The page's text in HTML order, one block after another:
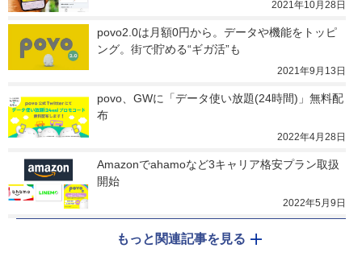
2021年10月28日
povo2.0は月額0円から。データや機能をトッピ
ング。街で貯める“ギガ活”も
2021年9月13日
povo、GWに「データ使い放題(24時間)」無料配
布
2022年4月28日
Amazonでahamoなど3キャリア格安プラン取扱
開始
2022年5月9日
もっと関連記事を見る